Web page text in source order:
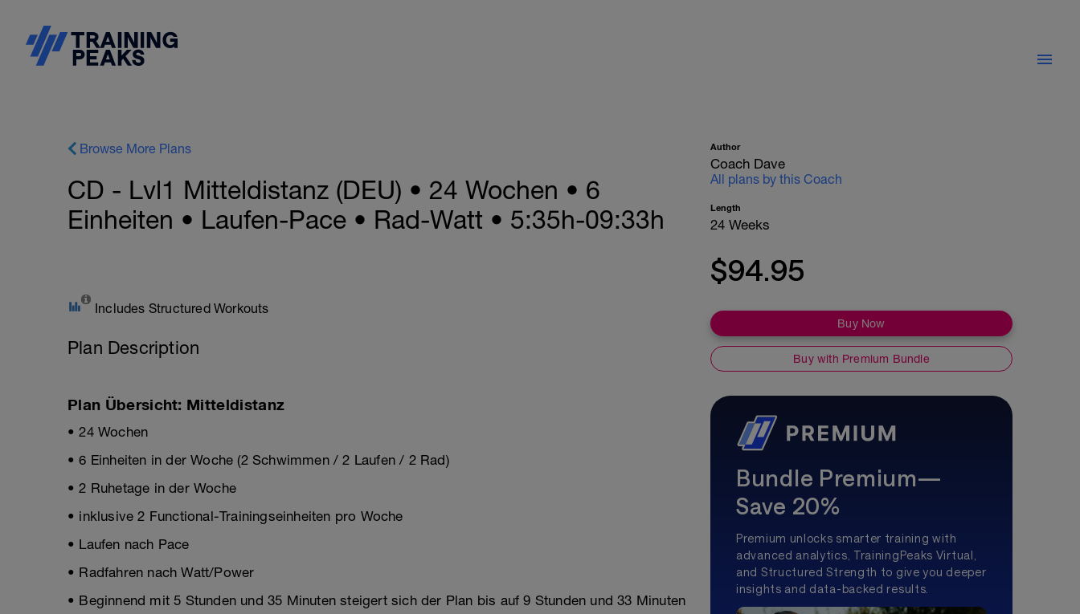
Browse More Plans
CD - Lvl1 Mitteldistanz (DEU) • 24 Wochen • 6
Einheiten • Laufen-Pace • Rad-Watt • 5:35h-09:33h
Includes Structured Workouts
Plan Description
Plan Übersicht: Mitteldistanz
• 24 Wochen
• 6 Einheiten in der Woche (2 Schwimmen / 2 Laufen / 2 Rad)
• 2 Ruhetage in der Woche
• inklusive 2 Functional-Trainingseinheiten pro Woche
• Laufen nach Pace
• Radfahren nach Watt/Power
• Beginnend mit 5 Stunden und 35 Minuten steigert sich der Plan bis auf 9 Stunden und 33 Minuten
Author
Coach Dave
All plans by this Coach
Length
24 Weeks
$94.95
Buy Now
Buy with Premium Bundle
Bundle Premium—
Save 20%
Premium unlocks smarter training with
advanced analytics, TrainingPeaks Virtual,
and Structured Strength to give you deeper
insights and data-backed results.